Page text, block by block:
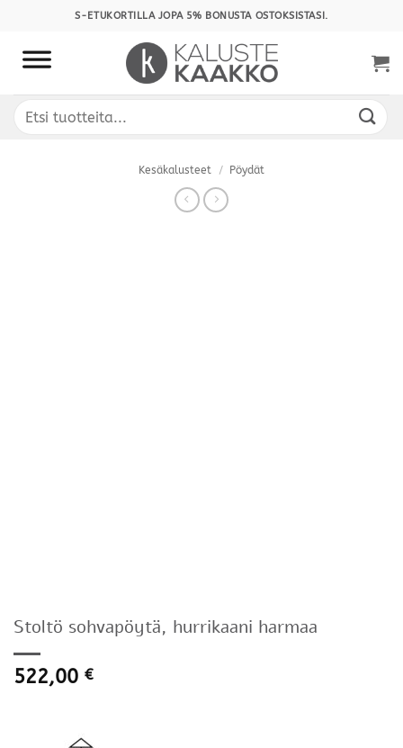
content
S-ETUKORTILLA JOPA 5% BONUSTA OSTOKSISTASI.
Etsi:
Kesäkalusteet / Pöydät
Stoltö sohvapöytä, hurrikaani harmaa
522,00 €